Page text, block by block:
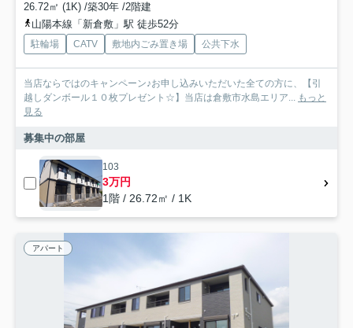
26.72㎡ (1K) /築30年 /2階建
山陽本線「新倉敷」駅 徒歩52分
駐輪場 CATV 敷地内ごみ置き場 公共下水
当店ならではのキャンペーン♪お申し込みいただいた全ての方に、【引
越しダンボール１０枚プレゼント☆】当店は倉敷市水島エリア... もっと
見る
募集中の部屋
103
3万円
1階 / 26.72㎡ / 1K
アパート